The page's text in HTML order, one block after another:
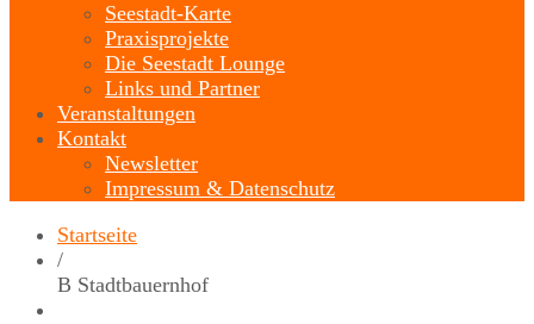
Seestadt-Karte
Praxisprojekte
Die Seestadt Lounge
Links und Partner
Veranstaltungen
Kontakt
Newsletter
Impressum & Datenschutz
Startseite
/
B Stadtbauernhof